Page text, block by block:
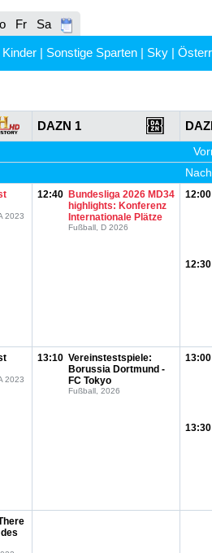
Fr Sa
Kinder | Sonstige Sparten | Sky |
DAZN 1
2023
12:40 Bundesliga 2026 MD34
highlights: Konferenz
Internationale Plätze
Fußball, D 2026
12:00
12:30
2023
13:10 Vereinstestspiele:
Borussia Dortmund -
FC Tokyo
Fußball, 2026
13:00
13:30